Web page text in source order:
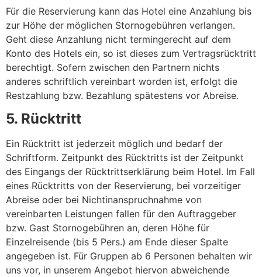
Für die Reservierung kann das Hotel eine Anzahlung bis
zur Höhe der möglichen Stornogebühren verlangen.
Geht diese Anzahlung nicht termingerecht auf dem
Konto des Hotels ein, so ist dieses zum Vertragsrücktritt
berechtigt. Sofern zwischen den Partnern nichts
anderes schriftlich vereinbart worden ist, erfolgt die
Restzahlung bzw. Bezahlung spätestens vor Abreise.
5. Rücktritt
Ein Rücktritt ist jederzeit möglich und bedarf der
Schriftform. Zeitpunkt des Rücktritts ist der Zeitpunkt
des Eingangs der Rücktrittserklärung beim Hotel. Im Fall
eines Rücktritts von der Reservierung, bei vorzeitiger
Abreise oder bei Nichtinanspruchnahme von
vereinbarten Leistungen fallen für den Auftraggeber
bzw. Gast Stornogebühren an, deren Höhe für
Einzelreisende (bis 5 Pers.) am Ende dieser Spalte
angegeben ist. Für Gruppen ab 6 Personen behalten wir
uns vor, in unserem Angebot hiervon abweichende